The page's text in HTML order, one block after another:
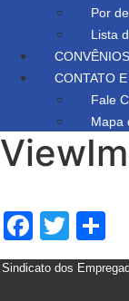
Por
Lista
CONVÊNIOS
CONTATO
Fale
Mapa
Sindicato dos